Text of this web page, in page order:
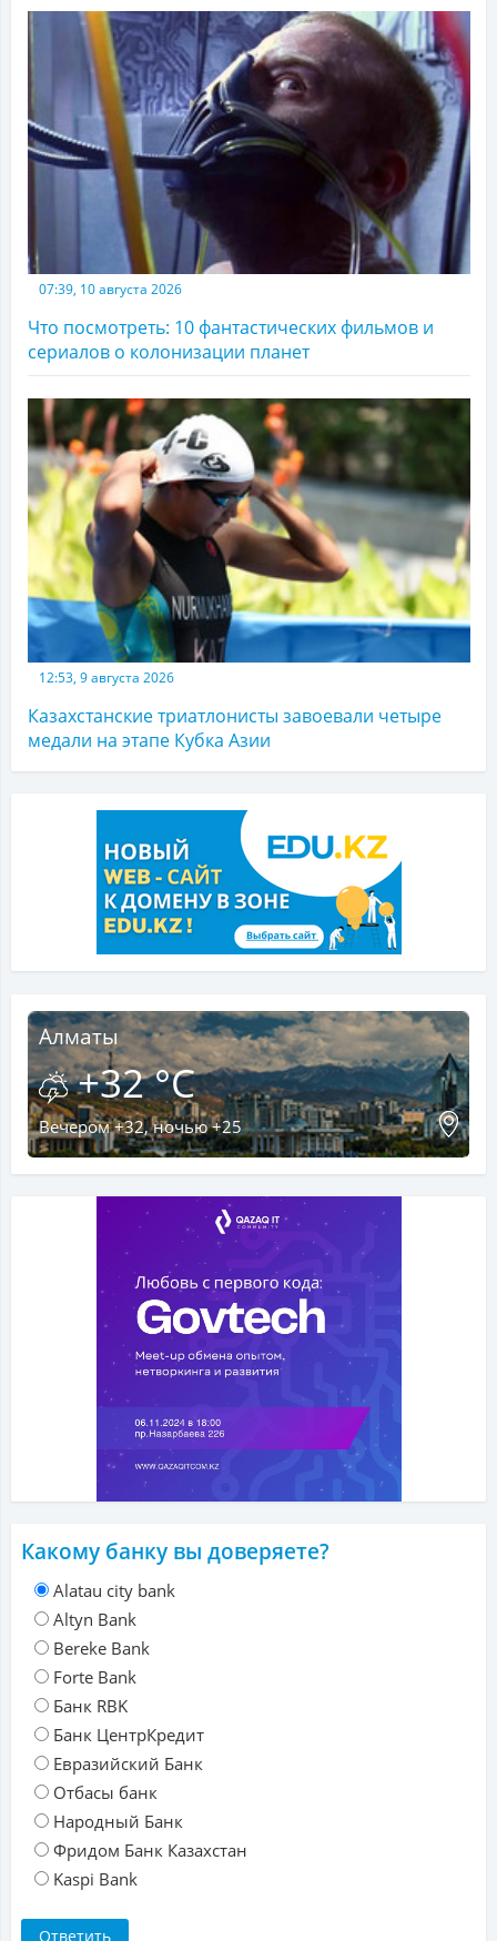
07:39, 10 августа 2026
Что посмотреть: 10 фантастических фильмов и
сериалов о колонизации планет
12:53, 9 августа 2026
Казахстанские триатлонисты завоевали четыре
медали на этапе Кубка Азии
Алматы
+32 °C
Вечером +32, ночью +25
Какому банку вы доверяете?
Alatau city bank
Altyn Bank
Bereke Bank
Forte Bank
Банк RBK
Банк ЦентрКредит
Евразийский Банк
Отбасы банк
Народный Банк
Фридом Банк Казахстан
Kaspi Bank